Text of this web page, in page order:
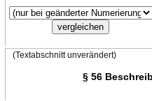
(Textabschnitt unverändert)
§ 56